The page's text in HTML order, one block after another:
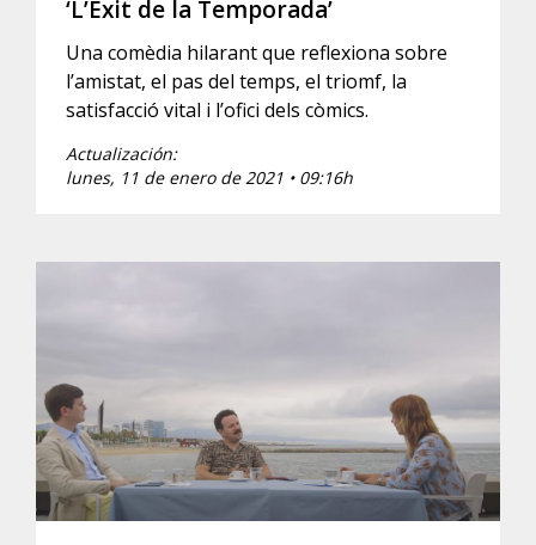
‘L’Èxit de la Temporada’
Una comèdia hilarant que reflexiona sobre
l’amistat, el pas del temps, el triomf, la
satisfacció vital i l’ofici dels còmics.
Actualización:
lunes, 11 de enero de 2021 • 09:16h